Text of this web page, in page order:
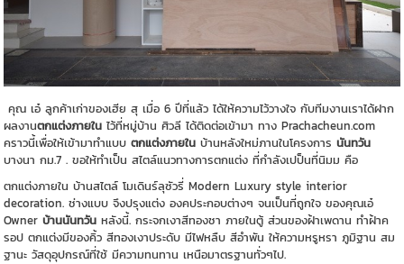
คุณ เอ๋ ลูกค้าเก่าของเฮีย สุ เมื่อ 6 ปีที่แล้ว ได้ให้ความไว้วางใจ กับทีมงานเราได้ฝาก
ผลงานตกแต่งภายใน ไว้ที่หมู่บ้าน ศิวลี ได้ติดต่อเข้ามา ทาง Prachacheun.com
คราวนี้เพื่อให้เข้ามาทำแบบตกแต่งภายใน บ้านหลังใหม่ภานในโครงการนันทวัน
บางนา กม.7 . ขอให้ทำเป็น สไตล์แนวทางการตกแต่ง ที่กำลังเปป็นที่นิมม คือ
ตกแต่งภายใน บ้านสไตล์ โมเดินร์ลุซัวรี่ Modern Luxury style interior
decoration. ช่างแบบ จึงปรุงแต่ง องคประกอบต่างๆ จนเป็นที่ถูกใจ ของคุณเอ๋
Ownerบ้านนันทวัน หลังนี้. กระจกเงาสีทองชา ภายในตู้ ส่วนของฝ้าเพดาน ทำฝ้าค
รอป ตกแต่งมีของคิ้ว สีทองเงาประดับ มีไฟหลืบ สีอำพัน ให้ความหรูหรา ภูมิฐาน สม
ฐานะ วัสดุอุปกรณ์ที่ใช้ มีความทนทาน เหนือมาตรฐานทั่วๆไป.